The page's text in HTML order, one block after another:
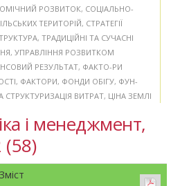
РОЗВИТОК, СОЦІАЛЬНО-
ТЕРИТОРІЙ, СТРАТЕГІЇ
, ТРАДИЦІЙНІ ТА СУЧАСНІ
, УПРАВЛІННЯ РОЗВИТКОМ
РЕЗУЛЬТАТ, ФАКТО-РИ
, ФАКТОРИ, ФОНДИ ОБІГУ, ФУН-
СТРУКТУРИЗАЦІЯ ВИТРАТ, ЦІНА ЗЕМЛІ
і менеджмент,
Зміст